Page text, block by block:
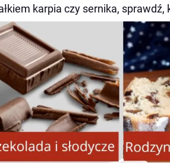
Jak uchronić kota przed
Podsumowanie
karpia czy sernika,